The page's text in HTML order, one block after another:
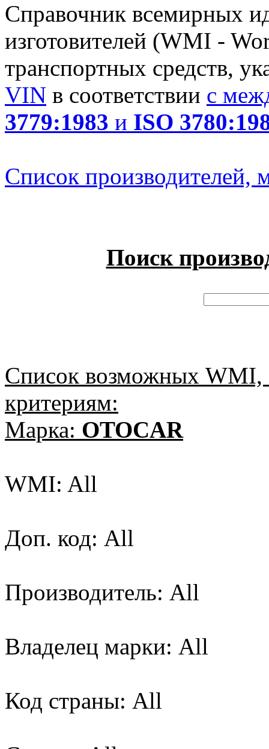
Справочник всемирных
изготовителей (WMI -
транспортных средств,
VIN в соответствии с
3779:1983 и ISO
Список производителей,
Поиск
Список возможных
критериям:
Марка: OTOCAR
WMI: All
Доп. код: All
Производитель: All
Владелец марки: All
Код страны: All